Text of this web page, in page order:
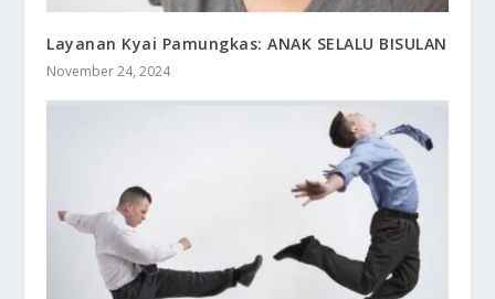
Layanan Kyai Pamungkas: ANAK SELALU BISULAN
November 24, 2024